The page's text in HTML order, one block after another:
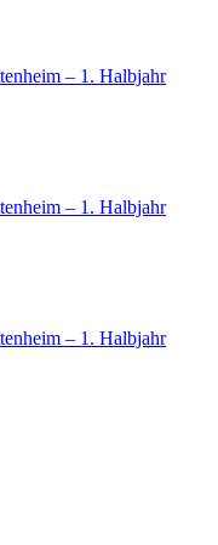
– 1. Halbjahr
– 1. Halbjahr
– 1. Halbjahr